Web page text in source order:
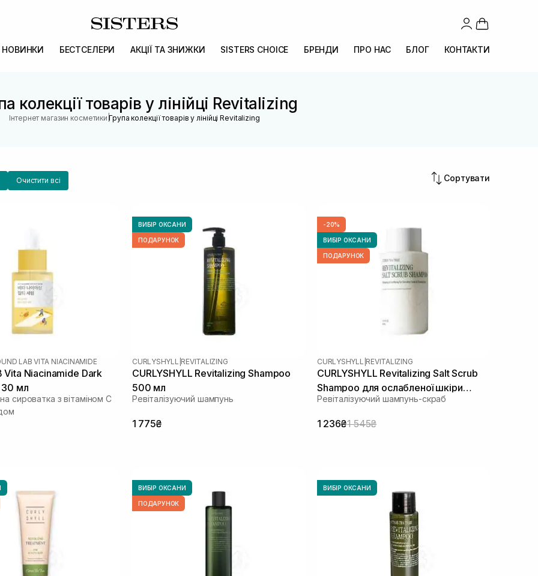
НОВИНКИ БЕСТСЕЛЕРИ АКЦІЇ ТА ЗНИЖКИ SISTERS CHOICE БРЕНДИ ПРО НАС БЛОГ КОНТАКТИ
колекції товарів у лінійці Revitalizing
Інтернет магазин косметики |Група колекції товарів у лінійці Revitalizing
Очистити всі Сортувати
LAB VITA NIACINAMIDE
Vita Niacinamide Dark
30 мл
сироватка з вітаміном C
ВИБІР ОКСАНИ
ПОДАРУНОК
CURLYSHYLL REVITALIZING
CURLYSHYLL Revitalizing Shampoo
500 мл
Ревіталізуючий шампунь
1 775₴
-20%
ВИБІР ОКСАНИ
ПОДАРУНОК
CURLYSHYLL REVITALIZING
CURLYSHYLL Revitalizing Salt Scrub
Shampoo для ослабленої шкіри
голови та тонкого волосся 300 мл
Ревіталізуючий шампунь-скраб
1 236₴1 545₴
ВИБІР ОКСАНИ
ПОДАРУНОК
ВИБІР ОКСАНИ